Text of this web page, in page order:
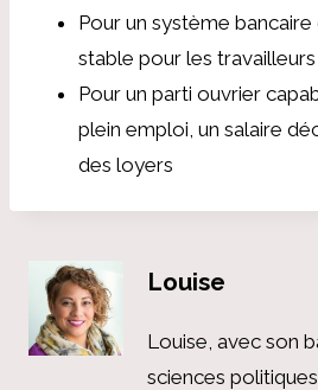
Pour un système
stable pour les
Pour un parti ouvrier
plein emploi, un salaire
des loyers
Louise
Louise, avec son
sciences